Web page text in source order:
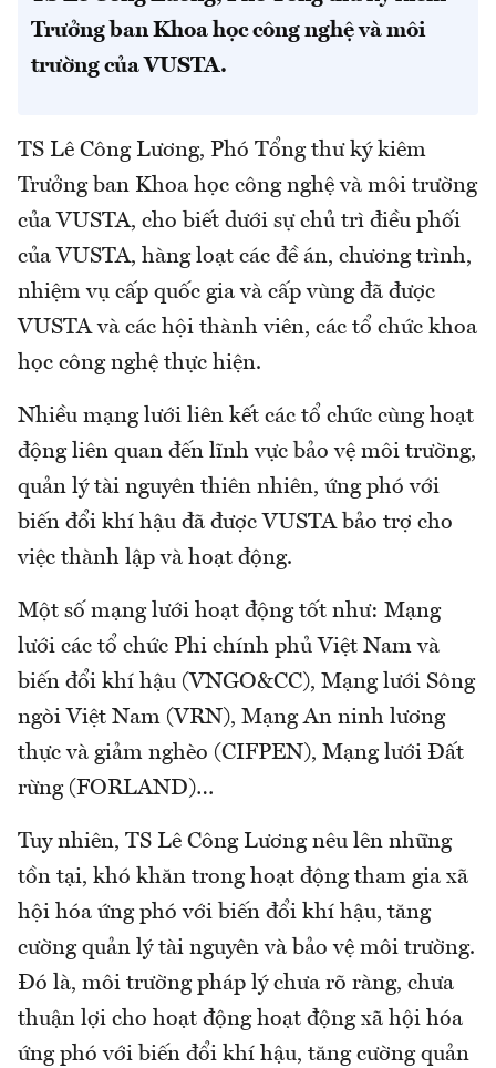
Trưởng ban Khoa học công nghệ và môi
trường của VUSTA.
TS Lê Công Lương, Phó Tổng thư ký kiêm
Trưởng ban Khoa học công nghệ và môi trường
của VUSTA, cho biết dưới sự chủ trì điều phối
của VUSTA, hàng loạt các đề án, chương trình,
nhiệm vụ cấp quốc gia và cấp vùng đã được
VUSTA và các hội thành viên, các tổ chức khoa
học công nghệ thực hiện.
Nhiều mạng lưới liên kết các tổ chức cùng hoạt
động liên quan đến lĩnh vực bảo vệ môi trường,
quản lý tài nguyên thiên nhiên, ứng phó với
biến đổi khí hậu đã được VUSTA bảo trợ cho
việc thành lập và hoạt động.
Một số mạng lưới hoạt động tốt như: Mạng
lưới các tổ chức Phi chính phủ Việt Nam và
biến đổi khí hậu (VNGO&CC), Mạng lưới Sông
ngòi Việt Nam (VRN), Mạng An ninh lương
thực và giảm nghèo (CIFPEN), Mạng lưới Đất
rừng (FORLAND)…
Tuy nhiên, TS Lê Công Lương nêu lên những
tồn tại, khó khăn trong hoạt động tham gia xã
hội hóa ứng phó với biến đổi khí hậu, tăng
cường quản lý tài nguyên và bảo vệ môi trường.
Đó là, môi trường pháp lý chưa rõ ràng, chưa
thuận lợi cho hoạt động hoạt động xã hội hóa
ứng phó với biến đổi khí hậu, tăng cường quản